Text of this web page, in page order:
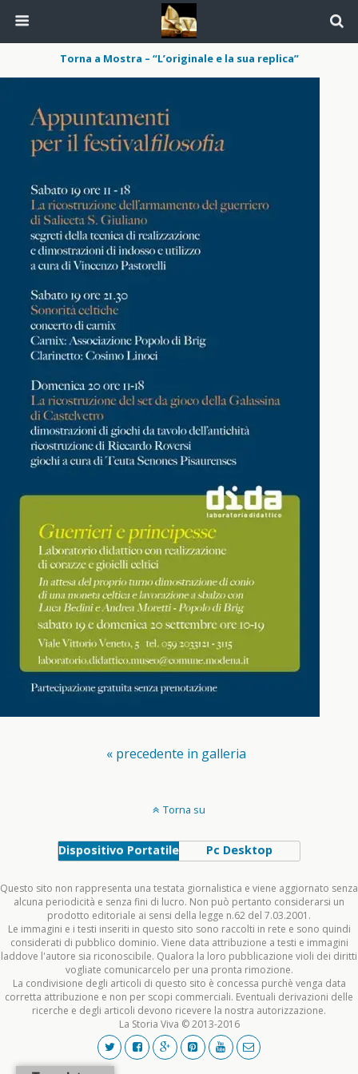
Torna a Mostra – “L’originale e la sua replica”
« precedente in galleria
Torna su
Dispositivo Portatile Pc Desktop
Questo sito non rappresenta una testata giornalistica e viene aggiornato senza
alcuna periodicità e senza fini di lucro. Non può pertanto considerarsi un
prodotto editoriale ai sensi della legge n.62 del 7.03.2001.
Le immagini e i testi inseriti in questo sito sono raccolti in rete e sono quindi
considerati di pubblico dominio. Viene data attribuzione a testi e immagini
laddove l'autore sia riconoscibile. Qualora la loro pubblicazione violi dei diritti
vogliate comunicarcelo per una pronta rimozione.
La condivisione degli articoli di questo sito è concessa purchè venga data
corretta attribuzione e non per scopi commerciali. Eventuali derivazioni delle
ricerche e degli articoli devono ricevere la nostra autorizzazione.
La Storia Viva © 2013-2016